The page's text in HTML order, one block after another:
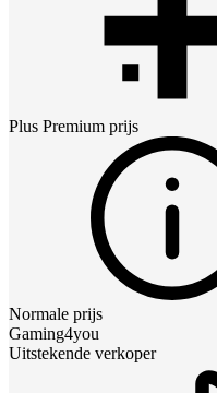
Plus Premium prijs
Normale prijs
Gaming4you
Uitstekende verkoper